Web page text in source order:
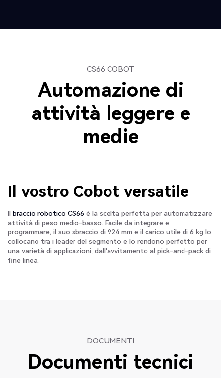
CS66 COBOT
Automazione di
attività leggere e
medie
Il vostro Cobot versatile
Il braccio robotico CS66 è la scelta perfetta per automatizzare
attività di peso medio-basso. Facile da integrare e
programmare, il suo sbraccio di 924 mm e il carico utile di 6 kg lo
collocano tra i leader del segmento e lo rendono perfetto per
una varietà di applicazioni, dall'avvitamento al pick-and-pack di
fine linea.
DOCUMENTI
Documenti tecnici